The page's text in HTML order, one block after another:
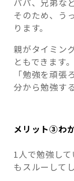
パパ、兄弟な
そのため、う
ります。
親がタイミン
ともできます。
「勉強を頑
分から勉強す
メリット③わ
1人で勉強し
もスルーして